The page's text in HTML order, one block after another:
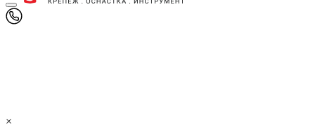
×